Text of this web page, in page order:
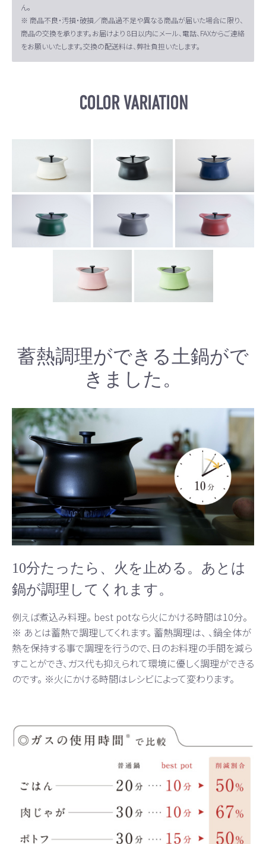
ん。
※ 商品不良・汚損・破損／商品過不足や異なる商品が届いた場合に限り、
商品の交換を承ります。お届けより 8日以内にメール、電話、FAXからご連絡
をお願いいたします。交換の配送料は、弊社負担いたします。
COLOR VARIATION
蓄熱調理ができる土鍋がで
きました。
10分たったら、火を止める。あとは
鍋が調理してくれます。
例えば煮込み料理。 best potなら火にかける時間は10分。
※ あとは蓄熱で調理してくれます。 蓄熱調理は、 、鍋全体が
熱を保持する事で調理を行うので、日のお料理の手間を減ら
すことができ、ガス代も抑えられて環境に優しく調理ができる
のです。 ※火にかける時間はレシビによって変わります。